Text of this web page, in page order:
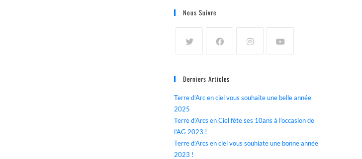
Nous Suivre
Derniers Articles
Terre d’Arc en ciel vous souhaite une belle année
2025
Terre d’Arcs en Ciel fête ses 10ans à l’occasion de
l’AG 2023 !
Terre d’Arcs en ciel vous souhiate une bonne année
2023 !